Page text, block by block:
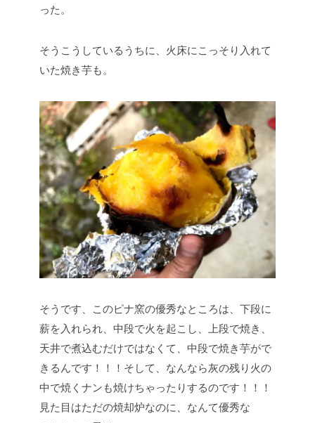
った。
そうこうしているうちに、火床にこっそり入れて
いた焼き芋も。
そうです、このピナ窯の優秀なところは、下段に
薪を入れられ、中段で火を起こし、上段で焼き、
天井で煮込むだけではなくて、中段で焼き芋がで
きるんです！！！そして、なんなら灰の残り火の
中で焼くナンも焼けちゃったりするのです！！！
見た目はただの焼却炉なのに、なんて優秀な